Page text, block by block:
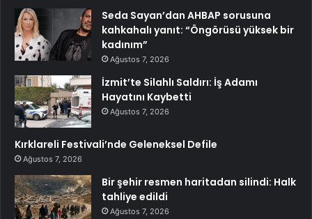
Seda Sayan’dan AHBAP sorusuna
kahkahalı yanıt: “Öngörüsü yüksek bir
kadınım”
Ağustos 7, 2026
İzmit’te Silahlı Saldırı: İş Adamı
Hayatını Kaybetti
Ağustos 7, 2026
Kırklareli Festivali’nde Geleneksel Defile
Ağustos 7, 2026
Bir şehir resmen haritadan silindi: Halk
tahliye edildi
Ağustos 7, 2026